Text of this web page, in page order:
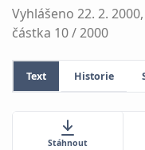
Vyhlášeno 22. 2.
částka 10 / 2000
Text Historie
Stáhnout